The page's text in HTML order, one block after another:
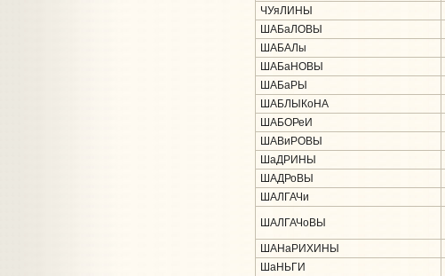
ЧУяЛИНЫ
ШАБаЛОВЫ
ШАБАЛы
ШАБаНОВЫ
ШАБаРЫ
ШАБЛЫКоНА
ШАБОРеИ
ШАВиРОВЫ
ШаДРИНЫ
ШАДРоВЫ
ШАЛГАЧи
ШАЛГАЧоВЫ
ШАНаРИХИНЫ
ШаНЬГИ